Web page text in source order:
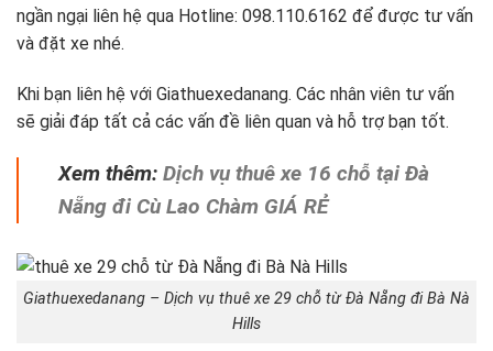
ngần ngại liên hệ qua Hotline: 098.110.6162 để được tư vấn
và đặt xe nhé.
Khi bạn liên hệ với Giathuexedanang. Các nhân viên tư vấn
sẽ giải đáp tất cả các vấn đề liên quan và hỗ trợ bạn tốt.
Xem thêm: Dịch vụ thuê xe 16 chỗ tại Đà
Nẵng đi Cù Lao Chàm GIÁ RẺ
Giathuexedanang – Dịch vụ thuê xe 29 chỗ từ Đà Nẵng đi Bà Nà
Hills